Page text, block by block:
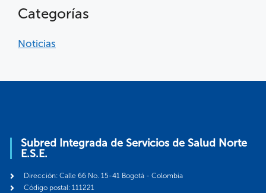
Categorías
Noticias
Subred Integrada de Servicios de Salud Norte
E.S.E.
Dirección: Calle 66 No. 15-41 Bogotá - Colombia
Código postal: 111221